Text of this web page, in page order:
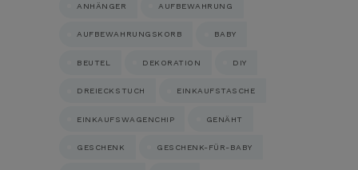
ANHÄNGER AUFBEWAHRUNG
AUFBEWAHRUNGSKORB BABY
BEUTEL DEKORATION DIY
DREIECKSTUCH EINKAUFSTASCHE
EINKAUFSWAGENCHIP GENÄHT
GESCHENK GESCHENK-FÜR-BABY